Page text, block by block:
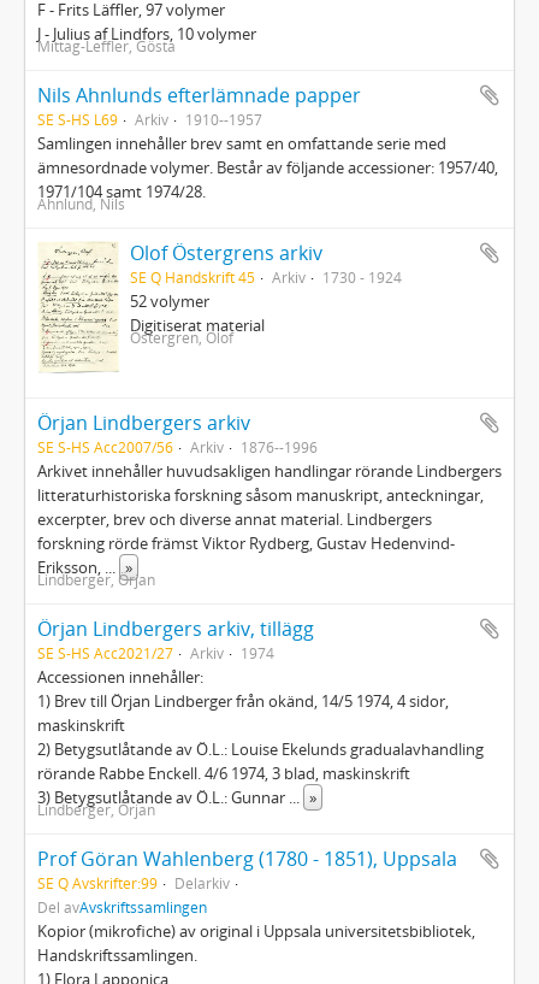
F - Frits Läffler, 97 volymer
J - Julius af Lindfors, 10 volymer
Mittag-Leffler, Gösta
Nils Ahnlunds efterlämnade papper
SE S-HS L69 Arkiv 1910--1957
Samlingen innehåller brev samt en omfattande serie med
ämnesordnade volymer. Består av följande accessioner: 1957/40,
1971/104 samt 1974/28.
Ahnlund, Nils
Olof Östergrens arkiv
SE Q Handskrift 45 Arkiv 1730 - 1924
52 volymer
Digitiserat material
Östergren, Olof
Örjan Lindbergers arkiv
SE S-HS Acc2007/56 Arkiv 1876--1996
Arkivet innehåller huvudsakligen handlingar rörande Lindbergers
litteraturhistoriska forskning såsom manuskript, anteckningar,
excerpter, brev och diverse annat material. Lindbergers
forskning rörde främst Viktor Rydberg, Gustav Hedenvind-
Eriksson, ... »
Lindberger, Örjan
Örjan Lindbergers arkiv, tillägg
SE S-HS Acc2021/27 Arkiv 1974
Accessionen innehåller:
1) Brev till Örjan Lindberger från okänd, 14/5 1974, 4 sidor,
maskinskrift
2) Betygsutlåtande av Ö.L.: Louise Ekelunds gradualavhandling
rörande Rabbe Enckell. 4/6 1974, 3 blad, maskinskrift
3) Betygsutlåtande av Ö.L.: Gunnar ... »
Lindberger, Örjan
Prof Göran Wahlenberg (1780 - 1851), Uppsala
SE Q Avskrifter:99
Delarkiv
Del avAvskriftssamlingen
Kopior (mikrofiche) av original i Uppsala universitetsbibliotek,
Handskriftssamlingen.
1) Flora Lapponica